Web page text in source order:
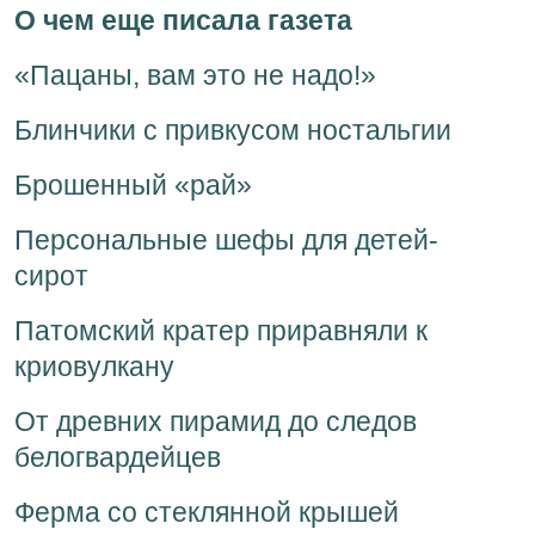
О чем еще писала газета
«Пацаны, вам это не надо!»
Блинчики с привкусом ностальгии
Брошенный «рай»
Персональные шефы для детей-
сирот
Патомский кратер приравняли к
криовулкану
От древних пирамид до следов
белогвардейцев
Ферма со стеклянной крышей